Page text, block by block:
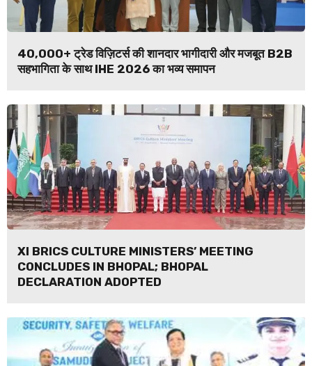
40,000+ ट्रेड विज़िटर्स की शानदार भागीदारी और मजबूत B2B
सहभागिता के साथ IHE 2026 का भव्य समापन
XI BRICS CULTURE MINISTERS’ MEETING
CONCLUDES IN BHOPAL; BHOPAL
DECLARATION ADOPTED